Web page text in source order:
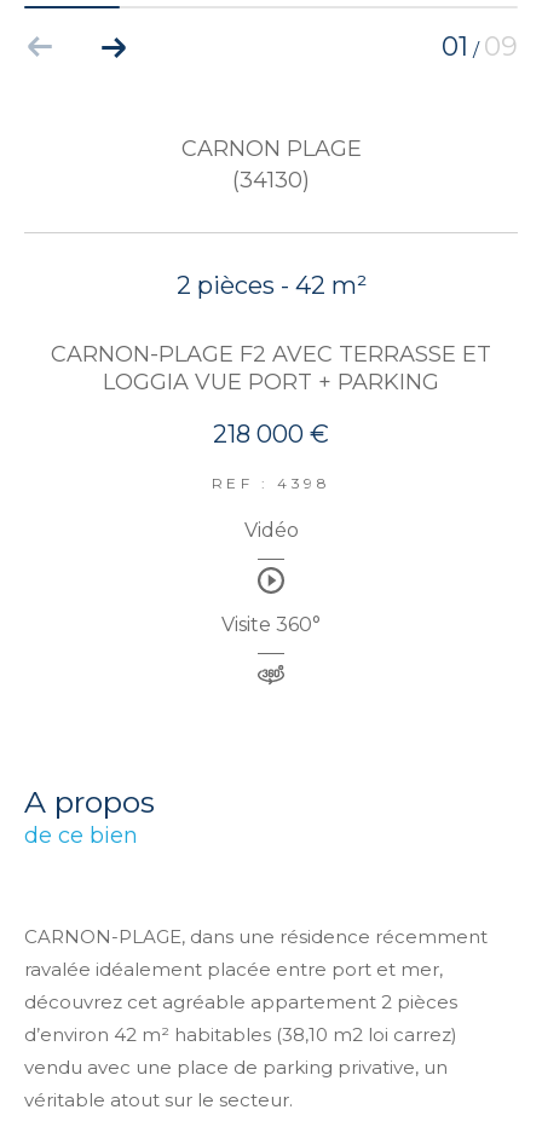
01 / 09
CARNON PLAGE
(34130)
2 pièces - 42 m²
CARNON-PLAGE F2 AVEC TERRASSE ET
LOGGIA VUE PORT + PARKING
218 000 €
REF : 4398
Vidéo
Visite 360°
a propos
de ce bien
CARNON-PLAGE, dans une résidence récemment
ravalée idéalement placée entre port et mer,
découvrez cet agréable appartement 2 pièces
d’environ 42 m² habitables (38,10 m2 loi carrez)
vendu avec une place de parking privative, un
véritable atout sur le secteur.